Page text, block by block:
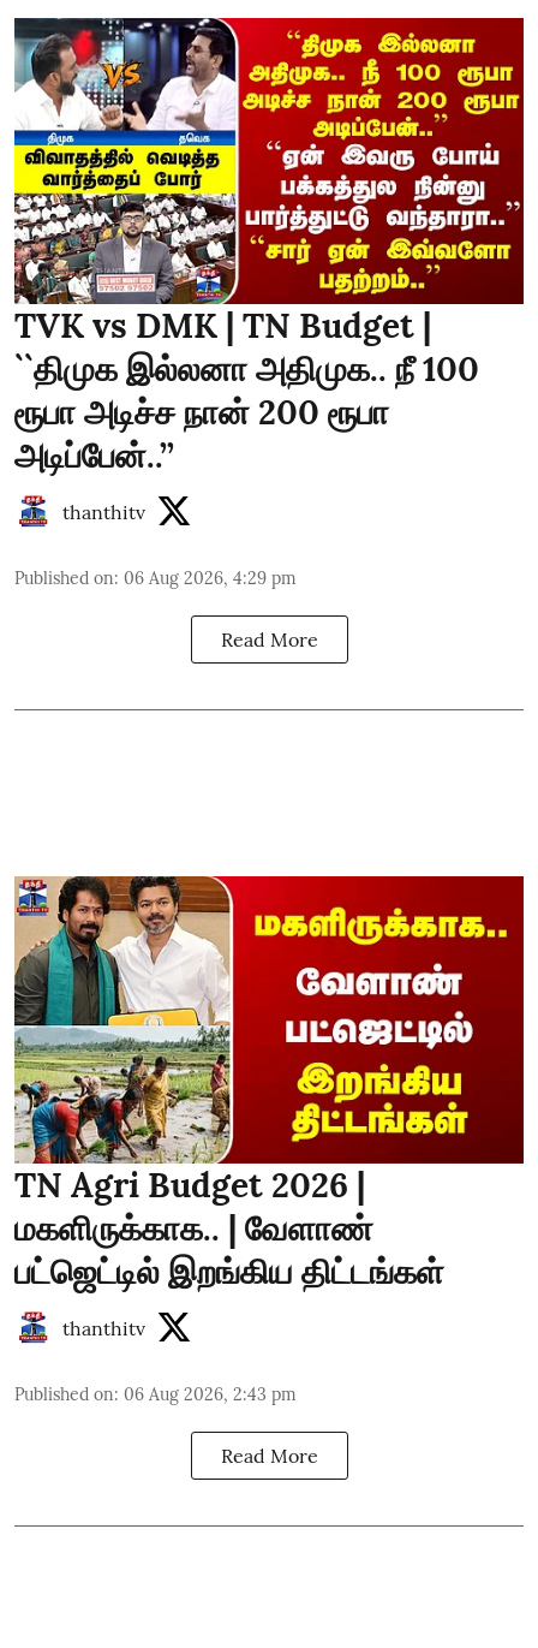
TVK vs DMK | TN Budget |
``திமுக இல்லனா அதிமுக.. நீ 100
ரூபா அடிச்ச நான் 200 ரூபா
அடிப்பேன்..’’
thanthitv
Published on: 06 Aug 2026, 4:29 pm
Read More
TN Agri Budget 2026 |
மகளிருக்காக.. | வேளாண்
பட்ஜெட்டில் இறங்கிய திட்டங்கள்
thanthitv
Published on: 06 Aug 2026, 2:43 pm
Read More